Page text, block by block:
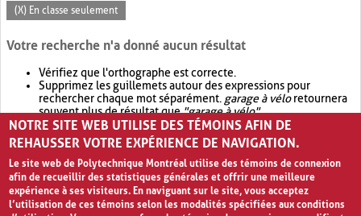
(X) En classe seulement
Votre recherche n'a donné aucun résultat
Vérifiez que l'orthographe est correcte.
Supprimez les guillemets autour des expressions pour
rechercher chaque mot séparément. garage à véloretournera
souvent plus de résultat que"garage à vélo".
Envisagez d'élargir votre recherche avec OR.garage OR vélo
retournera souvent plus de résultat quegarage à vélo
NOTRE SITE WEB UTILISE DES TÉMOINS AFIN DE
REHAUSSER VOTRE EXPÉRIENCE DE NAVIGATION.
Le site web de Polytechnique Montréal utilise des témoins de connexion
afin de recueillir des statistiques générales et offrir une meilleure
expérience à ses visiteurs. En naviguant sur le site, vous acceptez
l’utilisation de ces témoins selon les modalités spécifiées aux conditions